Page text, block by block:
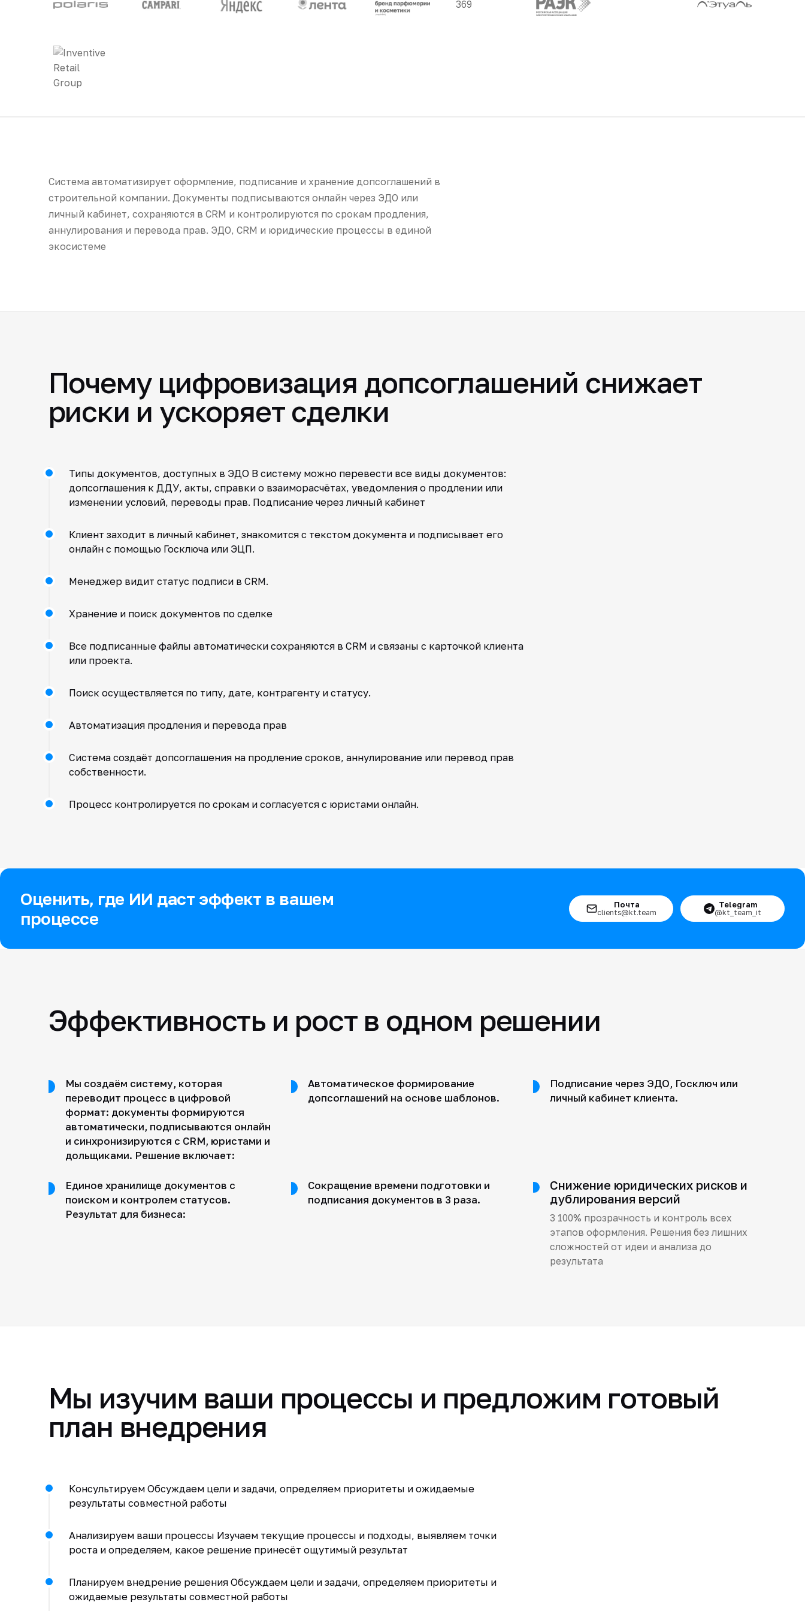
Система автоматизирует оформление, подписание и хранение допсоглашений в
строительной компании. Документы подписываются онлайн через ЭДО или
личный кабинет, сохраняются в CRM и контролируются по срокам продления,
аннулирования и перевода прав. ЭДО, CRM и юридические процессы в единой
экосистеме
Почему цифровизация допсоглашений снижает
риски и ускоряет сделки
Типы документов, доступных в ЭДО В систему можно перевести все виды документов:
допсоглашения к ДДУ, акты, справки о взаиморасчётах, уведомления о продлении или
изменении условий, переводы прав. Подписание через личный кабинет
Клиент заходит в личный кабинет, знакомится с текстом документа и подписывает его
онлайн с помощью Госключа или ЭЦП.
Менеджер видит статус подписи в CRM.
Хранение и поиск документов по сделке
Все подписанные файлы автоматически сохраняются в CRM и связаны с карточкой клиента
или проекта.
Поиск осуществляется по типу, дате, контрагенту и статусу.
Автоматизация продления и перевода прав
Система создаёт допсоглашения на продление сроков, аннулирование или перевод прав
собственности.
Процесс контролируется по срокам и согласуется с юристами онлайн.
Оценить, где ИИ даст эффект в вашем
процессе
Почта
clients@kt.team
Telegram
@kt_team_it
Эффективность и рост в одном решении
Мы создаём систему, которая
переводит процесс в цифровой
формат: документы формируются
автоматически, подписываются онлайн
и синхронизируются с CRM, юристами и
дольщиками. Решение включает:
Автоматическое формирование
допсоглашений на основе шаблонов.
Подписание через ЭДО, Госключ или
личный кабинет клиента.
Единое хранилище документов с
поиском и контролем статусов.
Результат для бизнеса:
Сокращение времени подготовки и
подписания документов в 3 раза.
Снижение юридических рисков и
дублирования версий
3 100% прозрачность и контроль всех
этапов оформления. Решения без лишних
сложностей от идеи и анализа до
результата
Мы изучим ваши процессы и предложим готовый
план внедрения
Консультируем Обсуждаем цели и задачи, определяем приоритеты и ожидаемые
результаты совместной работы
Анализируем ваши процессы Изучаем текущие процессы и подходы, выявляем точки
роста и определяем, какое решение принесёт ощутимый результат
Планируем внедрение решения Обсуждаем цели и задачи, определяем приоритеты и
ожидаемые результаты совместной работы